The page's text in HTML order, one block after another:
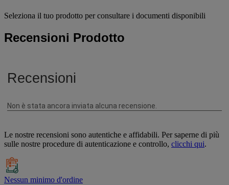
Seleziona il tuo prodotto per consultare i documenti disponibili
Recensioni Prodotto
Le nostre recensioni sono autentiche e affidabili. Per saperne di più
sulle nostre procedure di autenticazione e controllo, clicchi qui.
Nessun minimo d'ordine